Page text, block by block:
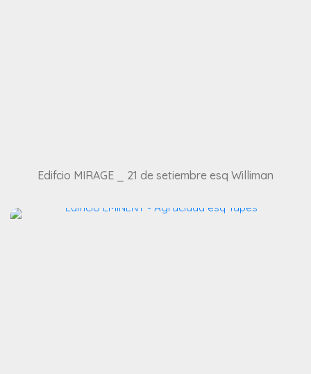
Edifcio MIRAGE _ 21 de setiembre esq Williman